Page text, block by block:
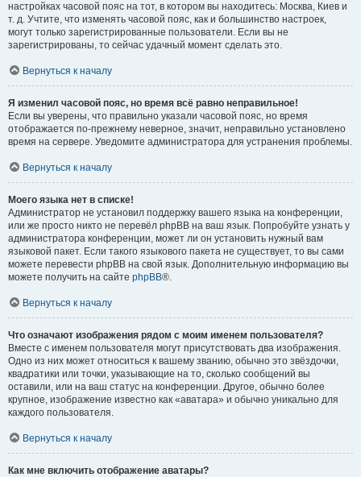
настройках часовой пояс на тот, в котором вы находитесь: Москва, Киев и
т. д. Учтите, что изменять часовой пояс, как и большинство настроек,
могут только зарегистрированные пользователи. Если вы не
зарегистрированы, то сейчас удачный момент сделать это.
Вернуться к началу
Я изменил часовой пояс, но время всё равно неправильное!
Если вы уверены, что правильно указали часовой пояс, но время
отображается по-прежнему неверное, значит, неправильно установлено
время на сервере. Уведомите администратора для устранения проблемы.
Вернуться к началу
Моего языка нет в списке!
Администратор не установил поддержку вашего языка на конференции,
или же просто никто не перевёл phpBB на ваш язык. Попробуйте узнать у
администратора конференции, может ли он установить нужный вам
языковой пакет. Если такого языкового пакета не существует, то вы сами
можете перевести phpBB на свой язык. Дополнительную информацию вы
можете получить на сайте phpBB®.
Вернуться к началу
Что означают изображения рядом с моим именем пользователя?
Вместе с именем пользователя могут присутствовать два изображения.
Одно из них может относиться к вашему званию, обычно это звёздочки,
квадратики или точки, указывающие на то, сколько сообщений вы
оставили, или на ваш статус на конференции. Другое, обычно более
крупное, изображение известно как «аватара» и обычно уникально для
каждого пользователя.
Вернуться к началу
Как мне включить отображение аватары?